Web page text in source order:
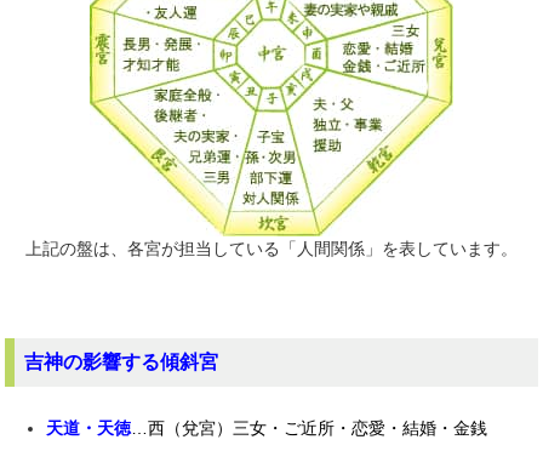
上記の盤は、各宮が担当している「人間関係」を表しています。
吉神の影響する傾斜宮
天道・天徳 …西（兌宮）三女・ご近所・恋愛・結婚・金銭